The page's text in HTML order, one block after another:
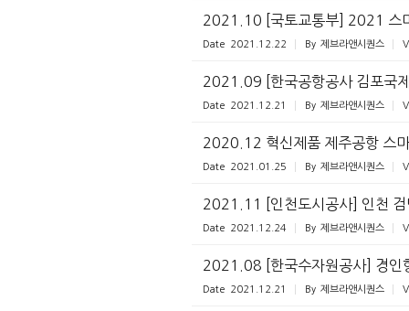
2021.10 [국토교통부] 2021 스
Date 2021.12.22 By 제브라앤시퀀스
2021.09 [한국공항공사 김포국
Date 2021.12.21 By 제브라앤시퀀스
2020.12 혁신제품 제주공항 스
Date 2021.01.25 By 제브라앤시퀀스
2021.11 [인천도시공사] 인천 검
Date 2021.12.24 By 제브라앤시퀀스
2021.08 [한국수자원공사] 경인
Date 2021.12.21 By 제브라앤시퀀스